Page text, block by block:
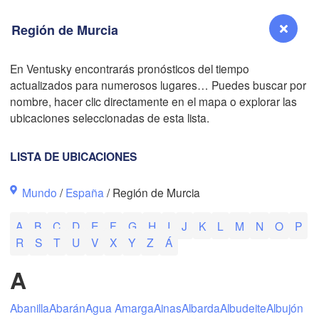
Región de Murcia
En Ventusky encontrarás pronósticos del tiempo
actualizados para numerosos lugares… Puedes buscar por
nombre, hacer clic directamente en el mapa o explorar las
ubicaciones seleccionadas de esta lista.
LISTA DE UBICACIONES
Mundo /España / Región de Murcia
A B C D E F G H I J K L M N O
P
R
S T U V X Y Z Á
A
AbanillaAbaránAgua AmargaAinasAlbardaAlbudeiteAlbujón
Los Angeles
Las Vegas
Reno
CALIFORNIA
NEVADA
B